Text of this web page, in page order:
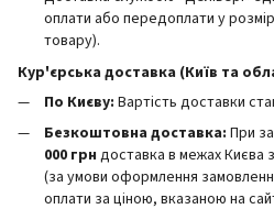
оплати або передоплати у
товару).
Кур'єрська доставка (Київ та
По Києву: Вартість доставки
Безкоштовна доставка: При
000 грн доставка в межах Києва
(за умови оформлення
оплати за ціною, вказаною на